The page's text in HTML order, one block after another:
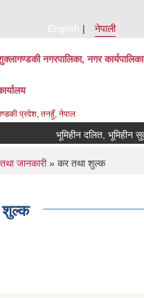
English
नेपाली
नगरपालिका, नगर
प्रदेश, तनहुँ, नेपाल
भूमिहीन दलित, भूमिहीन
here
जानकारी» कर तथा शुल्क
शुल्क